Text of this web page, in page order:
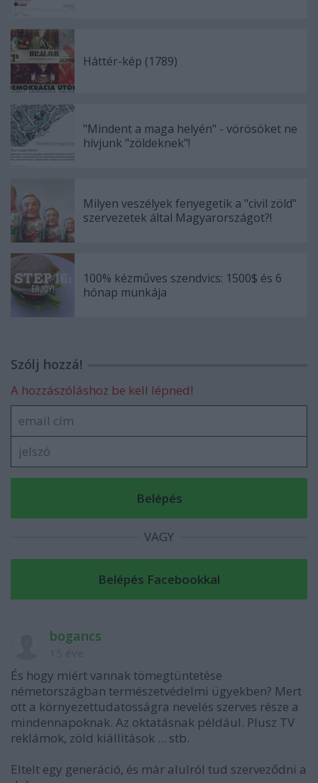
Háttér-kép (1789)
"Mindent a maga helyén" - vörösöket ne
hívjunk "zöldeknek"!
Milyen veszélyek fenyegetik a "civil zöld"
szervezetek által Magyarországot?!
100% kézműves szendvics: 1500$ és 6
hónap munkája
Szólj hozzá!
A hozzászóláshoz be kell lépned!
VAGY
bogancs
És hogy miért vannak tömegtüntetése
németországban természetvédelmi ügyekben? Mert
ott a környezettudatosságra nevelés szerves része a
mindennapoknak. Az oktatásnak például. Plusz TV
reklámok, zöld kiállítások ... stb.
Eltelt egy generáció, és már alulról tud szerveződni a